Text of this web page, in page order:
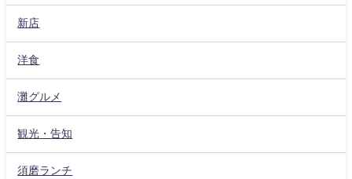
新店
洋食
灘グルメ
観光・告知
須磨ランチ